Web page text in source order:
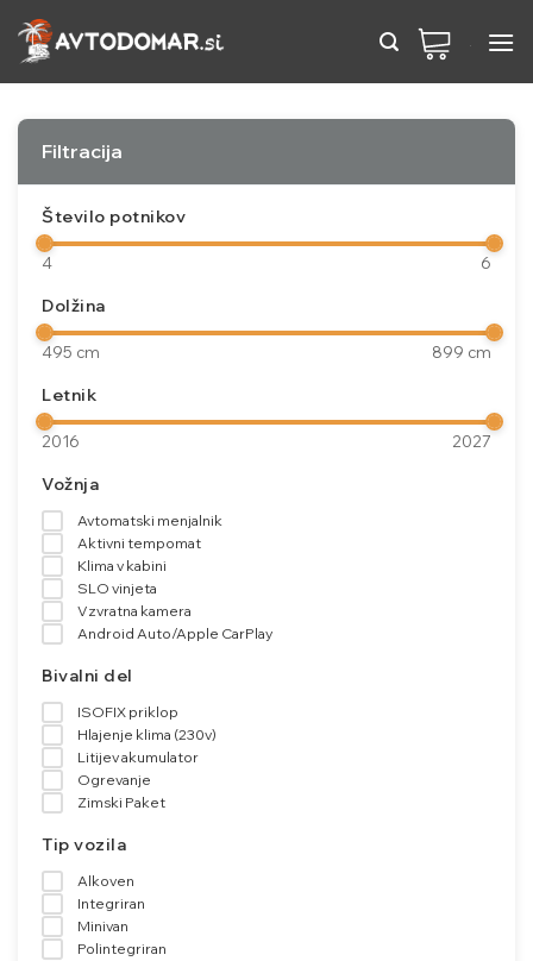
Preskoči
na
Filtracija
Število potnikov
4 6
Dolžina
495 cm 899 cm
Letnik
2016 2027
Vožnja
Avtomatski menjalnik
Aktivni tempomat
Klima v kabini
SLO vinjeta
Vzvratna kamera
Android Auto/Apple CarPlay
Bivalni del
ISOFIX priklop
Hlajenje klima (230v)
Litijev akumulator
Ogrevanje
Zimski Paket
Tip vozila
Alkoven
Integriran
Minivan
Polintegriran